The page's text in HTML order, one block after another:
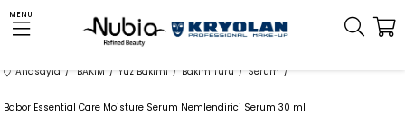
MENU
Anasayfa BAKIM Yüz Bakımı Bakım Türü Serum
Babor Essential Care Moisture Serum Nemlendirici Serum 30 ml